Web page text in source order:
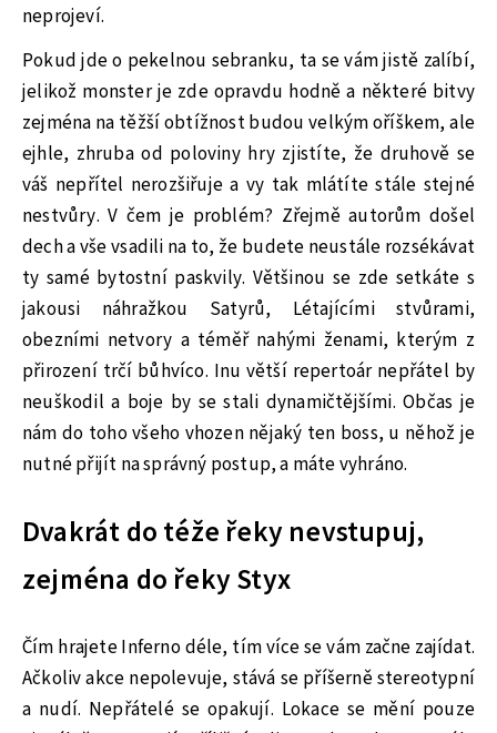
neprojeví.
Pokud jde o pekelnou sebranku, ta se vám jistě zalíbí,
jelikož monster je zde opravdu hodně a některé bitvy
zejména na těžší obtížnost budou velkým oříškem, ale
ejhle, zhruba od poloviny hry zjistíte, že druhově se
váš nepřítel nerozšiřuje a vy tak mlátíte stále stejné
nestvůry. V čem je problém? Zřejmě autorům došel
dech a vše vsadili na to, že budete neustále rozsékávat
ty samé bytostní paskvily. Většinou se zde setkáte s
jakousi náhražkou Satyrů, Létajícími stvůrami,
obezními netvory a téměř nahými ženami, kterým z
přirození trčí bůhvíco. Inu větší repertoár nepřátel by
neuškodil a boje by se stali dynamičtějšími. Občas je
nám do toho všeho vhozen nějaký ten boss, u něhož je
nutné přijít na správný postup, a máte vyhráno.
Dvakrát do téže řeky nevstupuj,
zejména do řeky Styx
Čím hrajete Inferno déle, tím více se vám začne zajídat.
Ačkoliv akce nepolevuje, stává se příšerně stereotypní
a nudí. Nepřátelé se opakují. Lokace se mění pouze